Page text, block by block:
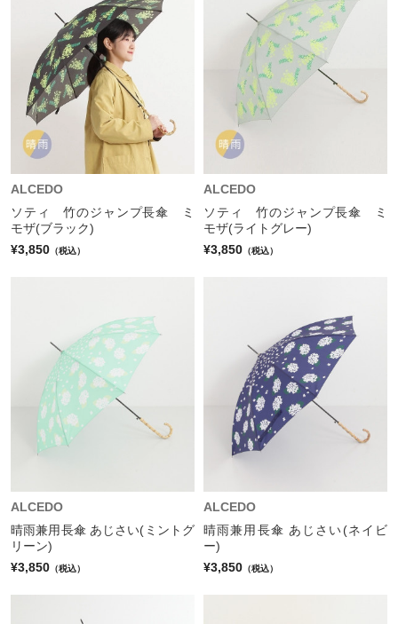
ALCEDO
ソティ 竹のジャンプ長傘 ミ
モザ(ブラック)
¥3,850 （税込）
ALCEDO
ソティ 竹のジャンプ長傘 ミ
モザ(ライトグレー)
¥3,850 （税込）
ALCEDO
晴雨兼用長傘 あじさい(ミントグ
リーン)
¥3,850 （税込）
ALCEDO
晴雨兼用長傘 あじさい(ネイビ
ー)
¥3,850 （税込）